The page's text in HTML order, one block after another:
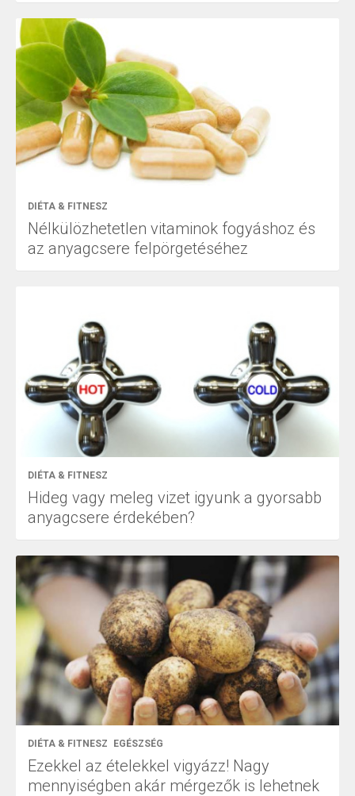
DIÉTA & FITNESZ
Nélkülözhetetlen vitaminok fogyáshoz és
az anyagcsere felpörgetéséhez
DIÉTA & FITNESZ
Hideg vagy meleg vizet igyunk a gyorsabb
anyagcsere érdekében?
DIÉTA & FITNESZ EGÉSZSÉG
Ezekkel az ételekkel vigyázz! Nagy
mennyiségben akár mérgezők is lehetnek